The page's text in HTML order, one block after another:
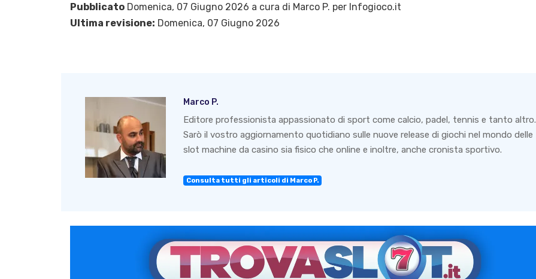
Pubblicato Domenica, 07 Giugno 2026 a cura di Marco P. per Infogioco.it
Ultima revisione: Domenica, 07 Giugno 2026
Marco P.
Editore professionista appassionato di sport come calcio, padel, tennis e tanto altro.
Sarò il vostro aggiornamento quotidiano sulle nuove release di giochi nel mondo delle
slot machine da casino sia fisico che online e inoltre, anche cronista sportivo.
Consulta tutti gli articoli di Marco P.